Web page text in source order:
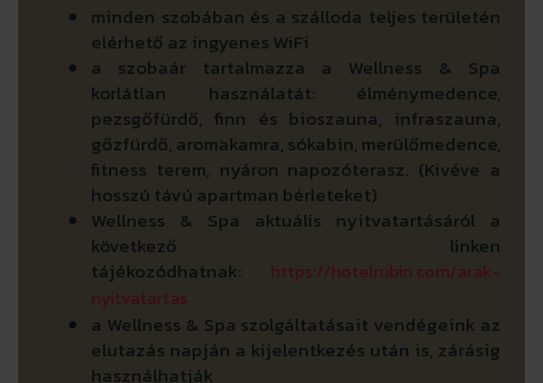
minden szobában és a szálloda teljes területén
elérhető az ingyenes WiFi
a szobaár tartalmazza a Wellness & Spa
korlátlan használatát: élménymedence,
pezsgőfürdő, finn és bioszauna, infraszauna,
gőzfürdő, aromakamra, sókabin, merülőmedence,
fitness terem, nyáron napozóterasz. (Kivéve a
hosszú távú apartman bérleteket)
Wellness & Spa aktuális nyitvatartásáról a
következő linken
tájékozódhatnak: https://hotelrubin.com/arak-
nyitvatartas
a Wellness & Spa szolgáltatásait vendégeink az
elutazás napján a kijelentkezés után is, zárásig
használhatják